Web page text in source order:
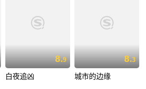
8.9
白夜追凶
8.3
城市的边缘